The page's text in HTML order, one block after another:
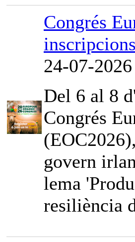
Congrés
24-07-
Del 6 al 8
Congrés
govern
lema
resiliència